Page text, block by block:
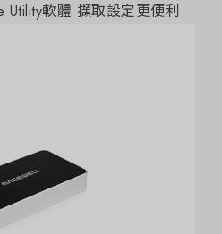
Utility軟體 擷取設定更便利